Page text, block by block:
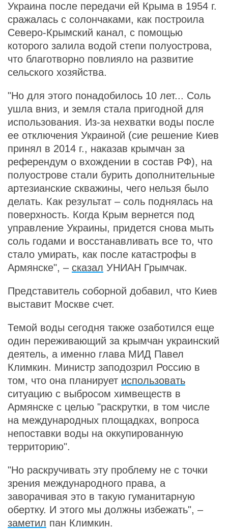
Украина после передачи ей Крыма в 1954 г.
сражалась с солончаками, как построила
Северо-Крымский канал, с помощью
которого залила водой степи полуострова,
что благотворно повлияло на развитие
сельского хозяйства.
"Но для этого понадобилось 10 лет... Соль
ушла вниз, и земля стала пригодной для
использования. Из-за нехватки воды после
ее отключения Украиной (сие решение Киев
принял в 2014 г., наказав крымчан за
референдум о вхождении в состав РФ), на
полуострове стали бурить дополнительные
артезианские скважины, чего нельзя было
делать. Как результат – соль поднялась на
поверхность. Когда Крым вернется под
управление Украины, придется снова мыть
соль годами и восстанавливать все то, что
стало умирать, как после катастрофы в
Армянске", – сказал УНИАН Грымчак.
Представитель соборной добавил, что Киев
выставит Москве счет.
Темой воды сегодня также озаботился еще
один переживающий за крымчан украинский
деятель, а именно глава МИД Павел
Климкин. Министр заподозрил Россию в
том, что она планирует использовать
ситуацию с выбросом химвеществ в
Армянске с целью "раскрутки, в том числе
на международных площадках, вопроса
непоставки воды на оккупированную
территорию".
"Но раскручивать эту проблему не с точки
зрения международного права, а
заворачивая это в такую гуманитарную
обертку. И этого мы должны избежать", –
заметил пан Климкин.